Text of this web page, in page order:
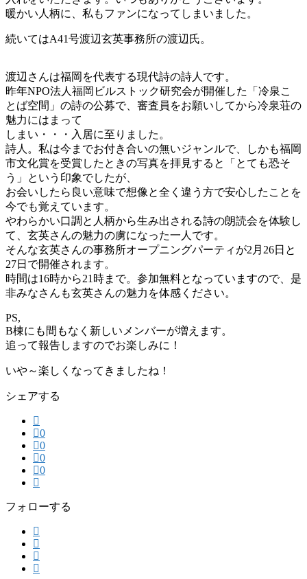
暖かい人柄に、私もファンになってしまいました。
続いてはA41号渡辺玄英事務所の渡辺氏。
渡辺さんは福岡を代表する現代詩の詩人です。
昨年NPO法人福岡ビルストック研究会が開催した「冷泉こ
とば空間」の詩の公募で、審査員をお願いしてから冷泉荘の
魅力にはまって
しまい・・・入居に至りました。
詩人。私は今までお付き合いの無いジャンルで、しかも福岡
市文化賞を受賞したときの写真を拝見すると「とても恐そ
う」という印象でしたが、
お会いしたら良い意味で想像と全く違う方で安心したことを
今でも覚えています。
やわらかい口調と人柄から生み出される詩の朗読会を体験し
て、玄英さんの魅力の虜になった一人です。
そんな玄英さんの事務所オープニングパーティが2月26日と
27日で開催されます。
時間は16時から21時まで。参加無料となっていますので、是
非みなさんも玄英さんの魅力を体感ください。
PS,
B棟にも間もなく新しいメンバーが増えます。
追って報告しますのでお楽しみに！
いや～楽しくなってきましたね！
シェアする
0
0
0
0
フォローする